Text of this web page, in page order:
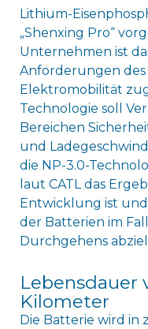
Lithium-
„Shenxing Pro“
Unternehmen ist
Anforderungen
Elektromobilität
Technologie soll
Bereichen
und
die NP-3.0-
laut CATL das
Entwicklung ist
der Batterien im
Durchgehens
Lebensdauer
Kilometer
Die Batterie wird in